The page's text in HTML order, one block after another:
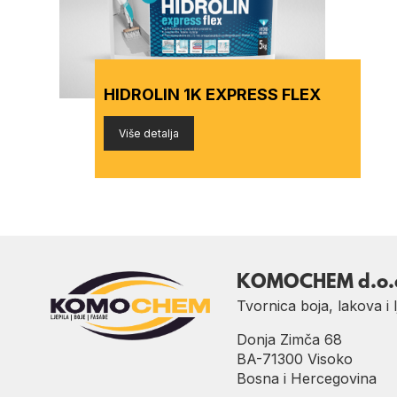
HIDROLIN 1K EXPRESS FLEX
Više detalja
KOMOCHEM
Tvornica boja, lakova i
Donja Zimča 68
BA-71300 Visoko
Bosna i Hercegovina